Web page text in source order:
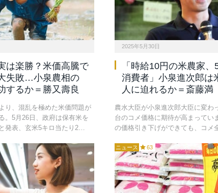
は楽勝？米価高騰で
失敗…小泉農相の
するか＝勝又壽良
り、混乱を極めた米価問題が
。5月26日、政府は保有米を
発表、玄米5キロ当たり2…
2025年5月30日
「時給10円の米農家
消費者」小泉進次郎は
人に迫れるか＝斎藤満
農水大臣が小泉進次郎大臣に変わ
台のコメ価格に期待が高まってい
の価格引き下げができても、コメ
ニュース 63